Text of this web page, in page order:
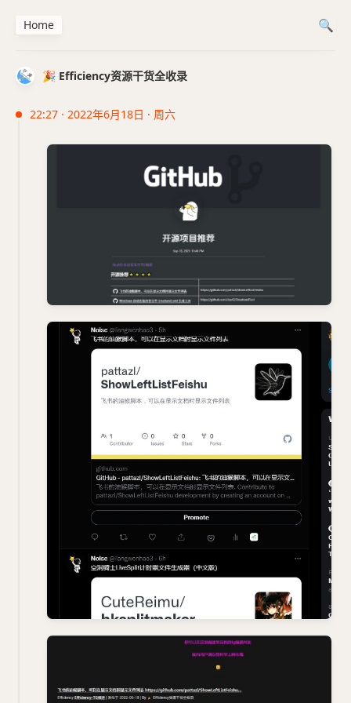
🎉 Efficiency资源干货全收录
22:27 · 2022年6月18日 · 周六
Home